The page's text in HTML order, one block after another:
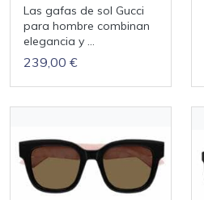
Las gafas de sol Gucci
para hombre combinan
elegancia y ...
239,00 €